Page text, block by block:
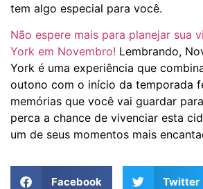
tem algo especial para você.
Não espere mais para planejar sua
York em Novembro! Lembrando,
York é uma experiência que
outono com o início da temporada
memórias que você vai guardar
perca a chance de vivenciar esta
um de seus momentos mais
Facebook Twitter